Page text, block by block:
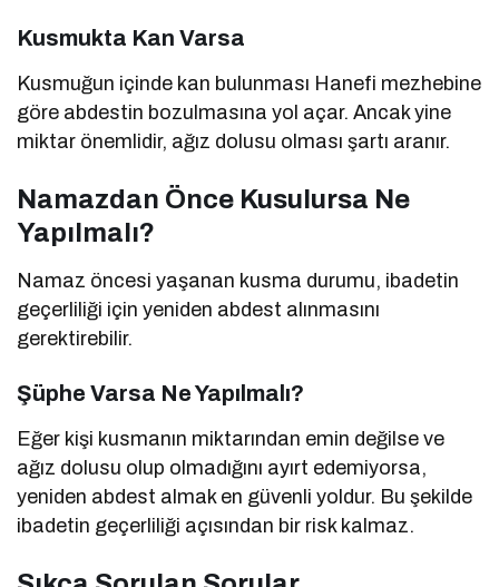
Kusmukta Kan Varsa
Kusmuğun içinde kan bulunması Hanefi mezhebine
göre abdestin bozulmasına yol açar. Ancak yine
miktar önemlidir, ağız dolusu olması şartı aranır.
Namazdan Önce Kusulursa Ne
Yapılmalı?
Namaz öncesi yaşanan kusma durumu, ibadetin
geçerliliği için yeniden abdest alınmasını
gerektirebilir.
Şüphe Varsa Ne Yapılmalı?
Eğer kişi kusmanın miktarından emin değilse ve
ağız dolusu olup olmadığını ayırt edemiyorsa,
yeniden abdest almak en güvenli yoldur. Bu şekilde
ibadetin geçerliliği açısından bir risk kalmaz.